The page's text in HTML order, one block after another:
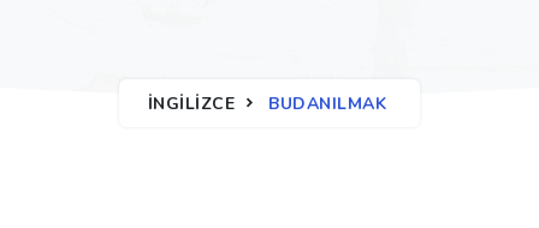
İNGILIZCE BUDANILMAK